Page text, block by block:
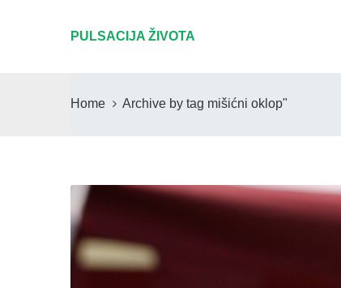
PULSACIJA ŽIVOTA
Home Archive by tag mišićni oklop"